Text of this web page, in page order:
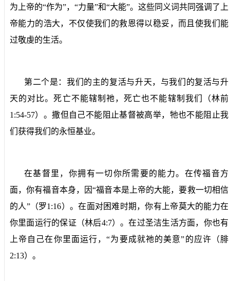
为上帝的“作为”，“力量”和“大能”。这些同义词共同强调了上
帝能力的浩大，不仅使我们的救恩得以稳妥，而且使我们能
过敬虔的生活。
第二个是：我们的主的复活与升天，与我们的复活与升
天的对比。死亡不能辖制祂，死亡也不能辖制我们（林前
1:54-57）。撒但自己不能阻止基督被高举，牠也不能阻止我
们获得我们的永恒基业。
在基督里，你拥有一切你所需要的能力。在传福音方
面，你有福音本身，因“福音本是上帝的大能，要救一切相信
的人”（罗1:16）。在面对困难时期，你有上帝莫大的能力在
你里面运行的保证（林后4:7）。在过圣洁生活方面，你也有
上帝自己在你里面运行，“为要成就祂的美意”的应许（腓
2:13）。